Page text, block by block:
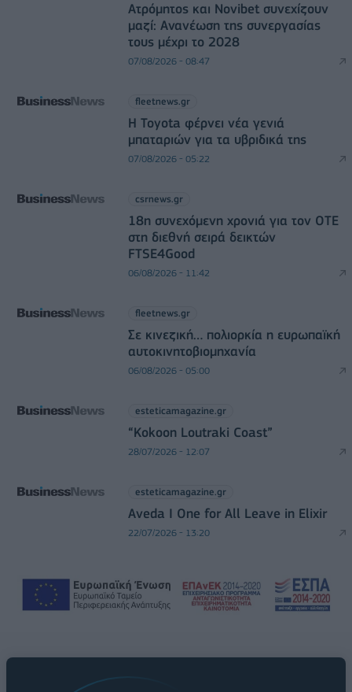
Ατρόμητος και Novibet συνεχίζουν
μαζί: Ανανέωση της συνεργασίας
τους μέχρι το 2028
07/08/2026 - 08:47
fleetnews.gr
Η Toyota φέρνει νέα γενιά
μπαταριών για τα υβριδικά της
07/08/2026 - 05:22
csrnews.gr
18η συνεχόμενη χρονιά για τον ΟΤΕ
στη διεθνή σειρά δεικτών
FTSE4Good
06/08/2026 - 11:42
fleetnews.gr
Σε κινεζική… πολιορκία η ευρωπαϊκή
αυτοκινητοβιομηχανία
06/08/2026 - 05:00
esteticamagazine.gr
“Kokoon Loutraki Coast”
28/07/2026 - 12:07
esteticamagazine.gr
Aveda I One for All Leave in Elixir
22/07/2026 - 13:20